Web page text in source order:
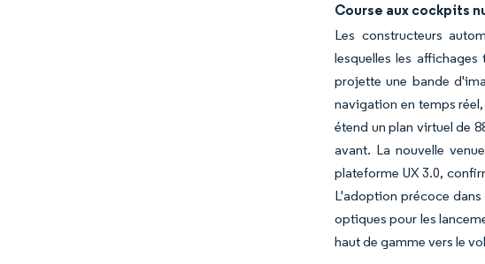
Course aux cockpits
Les constructeurs
lesquelles les
projette une bande
navigation en temps
étend un plan virtuel de
avant. La nouvelle
plateforme UX 3.0,
L'adoption précoce
optiques pour les
haut de gamme vers le